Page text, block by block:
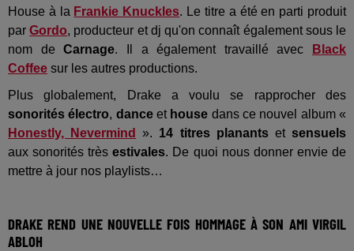
House à la Frankie Knuckles. Le titre a été en parti produit
parGordo, producteur et dj qu'on connaît également sous le
nom deCarnage. Il a également travaillé avec
Black
Coffee sur les autres productions.
Plus globalement, Drake a voulu se rapprocher des
sonorités électro, danceet house dans ce nouvel album «
Honestly, Nevermind
». 14 titres planantsetsensuels
aux sonorités trèsestivales. De quoi nous donner envie de
mettre à jour nos playlists…
DRAKE REND UNE NOUVELLE FOIS HOMMAGE À SON AMI VIRGIL
ABLOH